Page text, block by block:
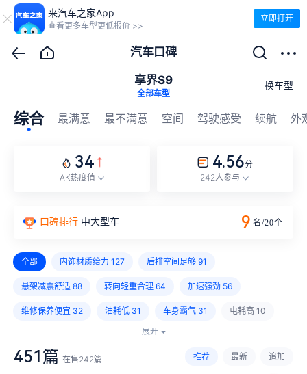
来汽车之家App
查看更多车型更低报价 >>
立即打开
汽车口碑
享界S9
全部车型
换车型
综合 最满意 最不满意 空间 驾驶感受 续航 外
34
AK热度值
4.56分
242人参与
口碑排行 中大型车 9 名/20个
全部 内饰材质给力 127 后排空间足够 91
悬架减震舒适 88 转向轻重合理 64 加速强劲 56
维修保养便宜 32 油耗低 31 车身霸气 31 电耗高 10
中控台易留指纹5
门板储物格窄4 内饰易脏 后排座椅偏窄
展开
451篇 在售242篇 推荐 最新 追加